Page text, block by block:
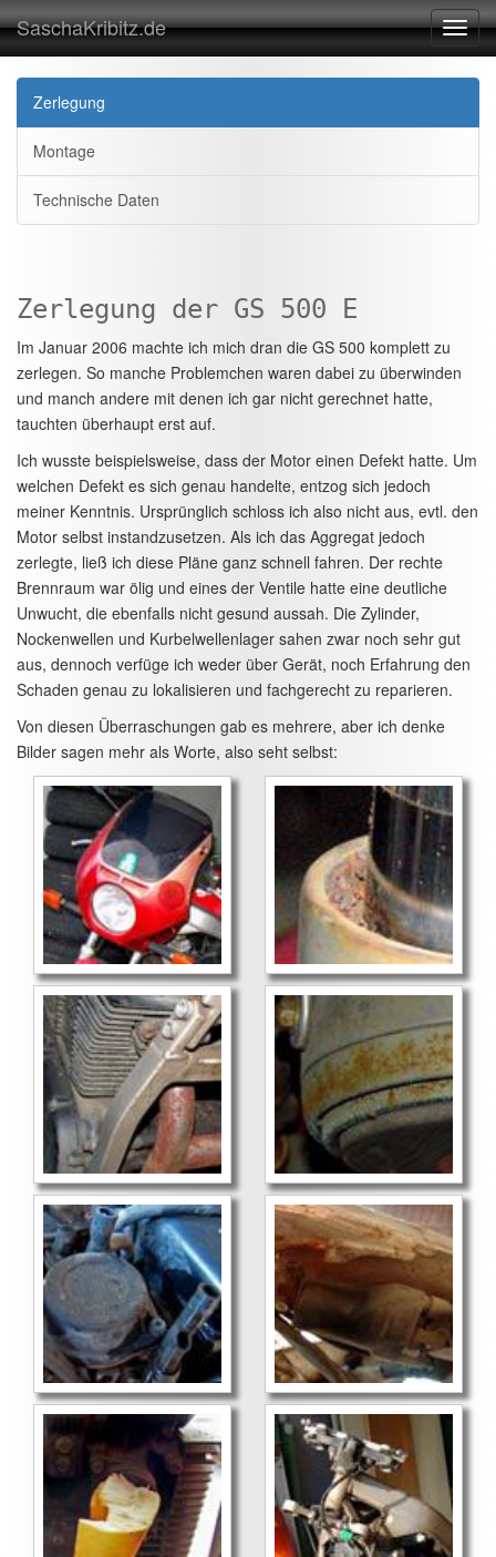
SaschaKribitz.de
Zerlegung
Montage
Technische Daten
Zerlegung der GS 500 E
Im Januar 2006 machte ich mich dran die GS 500 komplett zu
zerlegen. So manche Problemchen waren dabei zu überwinden
und manch andere mit denen ich gar nicht gerechnet hatte,
tauchten überhaupt erst auf.
Ich wusste beispielsweise, dass der Motor einen Defekt hatte. Um
welchen Defekt es sich genau handelte, entzog sich jedoch
meiner Kenntnis. Ursprünglich schloss ich also nicht aus, evtl. den
Motor selbst instandzusetzen. Als ich das Aggregat jedoch
zerlegte, ließ ich diese Pläne ganz schnell fahren. Der rechte
Brennraum war ölig und eines der Ventile hatte eine deutliche
Unwucht, die ebenfalls nicht gesund aussah. Die Zylinder,
Nockenwellen und Kurbelwellenlager sahen zwar noch sehr gut
aus, dennoch verfüge ich weder über Gerät, noch Erfahrung den
Schaden genau zu lokalisieren und fachgerecht zu reparieren.
Von diesen Überraschungen gab es mehrere, aber ich denke
Bilder sagen mehr als Worte, also seht selbst: